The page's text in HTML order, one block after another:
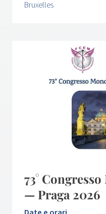
Bruxelles
73°
— Praga 2026